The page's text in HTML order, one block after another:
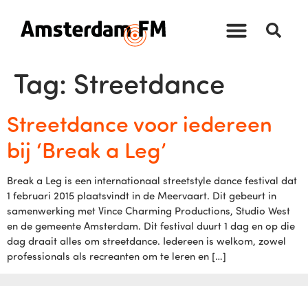
Tag: Streetdance
Streetdance voor iedereen
bij ‘Break a Leg’
Break a Leg is een internationaal streetstyle dance festival dat
1 februari 2015 plaatsvindt in de Meervaart. Dit gebeurt in
samenwerking met Vince Charming Productions, Studio West
en de gemeente Amsterdam. Dit festival duurt 1 dag en op die
dag draait alles om streetdance. Iedereen is welkom, zowel
professionals als recreanten om te leren en […]